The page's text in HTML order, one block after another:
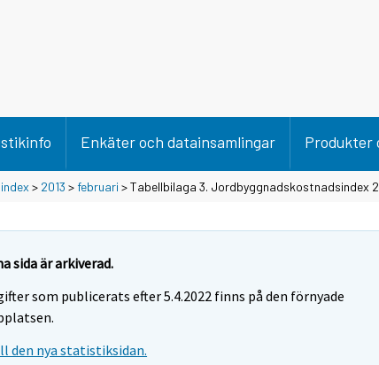
Enkäter och datainsamlingar Produkter
> 2013 >februari > Tabellbilaga 3. Jordbyggnadskostnadsindex
sida är arkiverad.
som publicerats efter 5.4.2022 finns på den förnyade
den nya statistiksidan.